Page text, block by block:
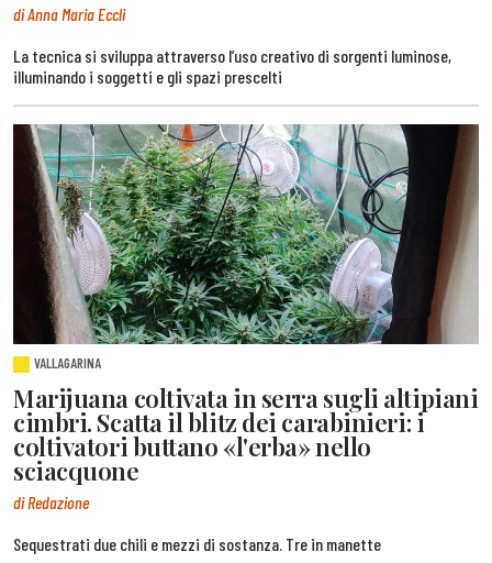
di Anna Maria Eccli
La tecnica si sviluppa attraverso l’uso creativo di sorgenti luminose,
illuminando i soggetti e gli spazi prescelti
VALLAGARINA
Marijuana coltivata in serra sugli altipiani
cimbri. Scatta il blitz dei carabinieri: i
coltivatori buttano «l'erba» nello
sciacquone
di Redazione
Sequestrati due chili e mezzi di sostanza. Tre in manette